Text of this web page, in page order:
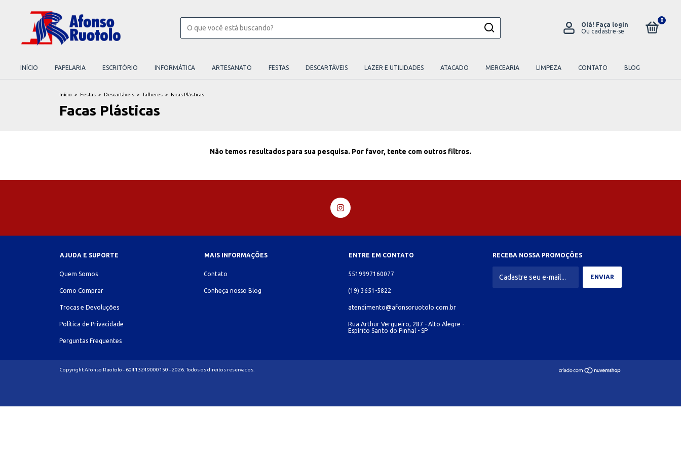
Olá! Faça login
Ou cadastre-se
0
INÍCIO PAPELARIA ESCRITÓRIO INFORMÁTICA ARTESANATO FESTAS DESCARTÁVEIS LAZER E UTILIDADES ATACADO MERCEARIA LIMPEZA CONTATO BLOG
Início > Festas > Descartáveis > Talheres > Facas Plásticas
Facas Plásticas
Não temos resultados para sua pesquisa. Por favor, tente com outros filtros.
AJUDA E SUPORTE
Quem Somos
Como Comprar
Trocas e Devoluções
Política de Privacidade
Perguntas Frequentes
MAIS INFORMAÇÕES
Contato
Conheça nosso Blog
ENTRE EM CONTATO
5519997160077
(19) 3651-5822
atendimento@afonsoruotolo.com.br
Rua Arthur Vergueiro, 287 - Alto Alegre -
Espírito Santo do Pinhal - SP
RECEBA NOSSA PROMOÇÕES
Copyright Afonso Ruotolo - 60413249000150 - 2026. Todos os direitos reservados.